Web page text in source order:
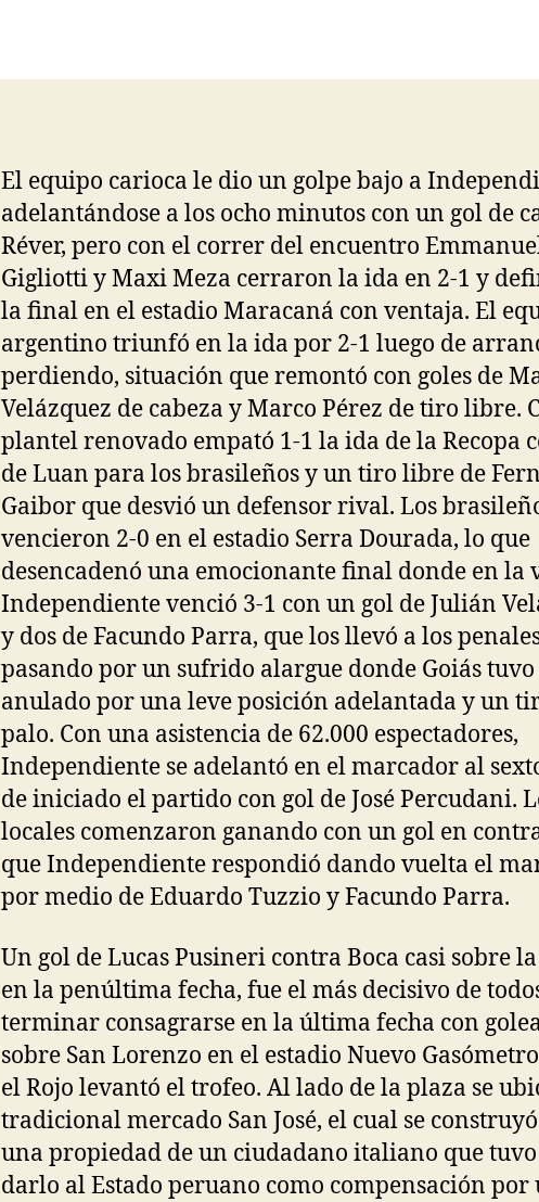
El equipo carioca le dio un golpe bajo a
adelantándose a los ocho minutos con un gol de
Réver, pero con el correr del encuentro
Gigliotti y Maxi Meza cerraron la ida en 2-1 y
la final en el estadio Maracaná con ventaja. El
argentino triunfó en la ida por 2-1 luego de
perdiendo, situación que remontó con goles de
Velázquez de cabeza y Marco Pérez de tiro libre.
plantel renovado empató 1-1 la ida de la Recopa
de Luan para los brasileños y un tiro libre de
Gaibor que desvió un defensor rival. Los
vencieron 2-0 en el estadio Serra Dourada, lo que
desencadenó una emocionante final donde en la
Independiente venció 3-1 con un gol de Julián
y dos de Facundo Parra, que los llevó a los
pasando por un sufrido alargue donde Goiás
anulado por una leve posición adelantada y un
palo. Con una asistencia de 62.000 espectadores,
Independiente se adelantó en el marcador al
de iniciado el partido con gol de José Percudani.
locales comenzaron ganando con un gol en
que Independiente respondió dando vuelta el
por medio de Eduardo Tuzzio y Facundo Parra.
Un gol de Lucas Pusineri contra Boca casi sobre
en la penúltima fecha, fue el más decisivo de
terminar consagrarse en la última fecha con
sobre San Lorenzo en el estadio Nuevo
el Rojo levantó el trofeo. Al lado de la plaza se
tradicional mercado San José, el cual se
una propiedad de un ciudadano italiano que
darlo al Estado peruano como compensación por